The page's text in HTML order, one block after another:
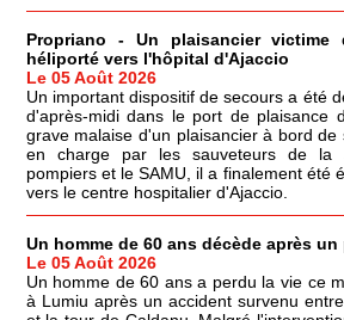
Propriano - Un plaisancier victime
héliporté vers l'hôpital d'Ajaccio
Le 05 Août 2026
Un important dispositif de secours a été
d'après-midi dans le port de plaisance
grave malaise d'un plaisancier à bord de
en charge par les sauveteurs de la
pompiers et le SAMU, il a finalement été
vers le centre hospitalier d'Ajaccio.
Un homme de 60 ans décède après
Le 05 Août 2026
Un homme de 60 ans a perdu la vie ce
à Lumiu après un accident survenu